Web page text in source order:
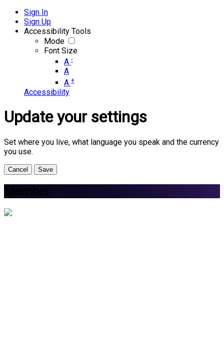
Sign In
Sign Up
Accessibility Tools
Mode
Font Size
A -
A
A +
Accessibility
Update your settings
Set where you live, what language you speak and the currency
you use.
Cancel Save
Member